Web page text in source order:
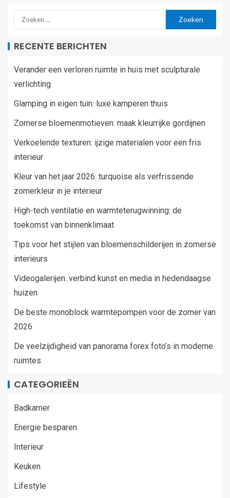
RECENTE BERICHTEN
Verander een verloren ruimte in huis met sculpturale
verlichting
Glamping in eigen tuin: luxe kamperen thuis
Zomerse bloemenmotieven: maak kleurrijke gordijnen
Verkoelende texturen: ijzige materialen voor een fris
interieur
Kleur van het jaar 2026: turquoise als verfrissende
zomerkleur in je interieur
High-tech ventilatie en warmteterugwinning: de
toekomst van binnenklimaat
Tips voor het stijlen van bloemenschilderijen in zomerse
interieurs
Videogalerijen: verbind kunst en media in hedendaagse
huizen
De beste monoblock warmtepompen voor de zomer van
2026
De veelzijdigheid van panorama forex foto’s in moderne
ruimtes
CATEGORIEËN
Badkamer
Energie besparen
Interieur
Keuken
Lifestyle